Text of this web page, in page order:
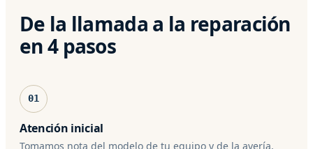
De la llamada a la reparación
en 4 pasos
01
Atención inicial
Tomamos nota del modelo de tu equipo y de la avería,